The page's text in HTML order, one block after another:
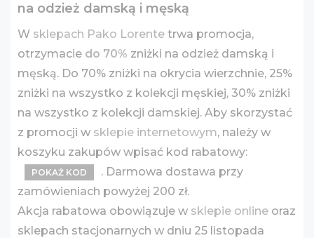
na odzież damską i męską
W sklepach Pako Lorente trwa promocja,
otrzymacie do 70% zniżki na odzież damską i
męską. Do 70% zniżki na okrycia wierzchnie, 25%
zniżki na wszystko z kolekcji męskiej, 30% zniżki
na wszystko z kolekcji damskiej. Aby skorzystać
z promocji w sklepie internetowym, należy w
koszyku zakupów wpisać kod rabatowy:
POKAŻ KOD
. Darmowa dostawa przy
zamówieniach powyżej 200 zł.
Akcja rabatowa obowiązuje w sklepie online oraz
sklepach stacjonarnych w dniu 25 listopada